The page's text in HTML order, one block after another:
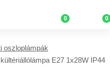
0 0
oszloplámpák
E27 1x28W IP44